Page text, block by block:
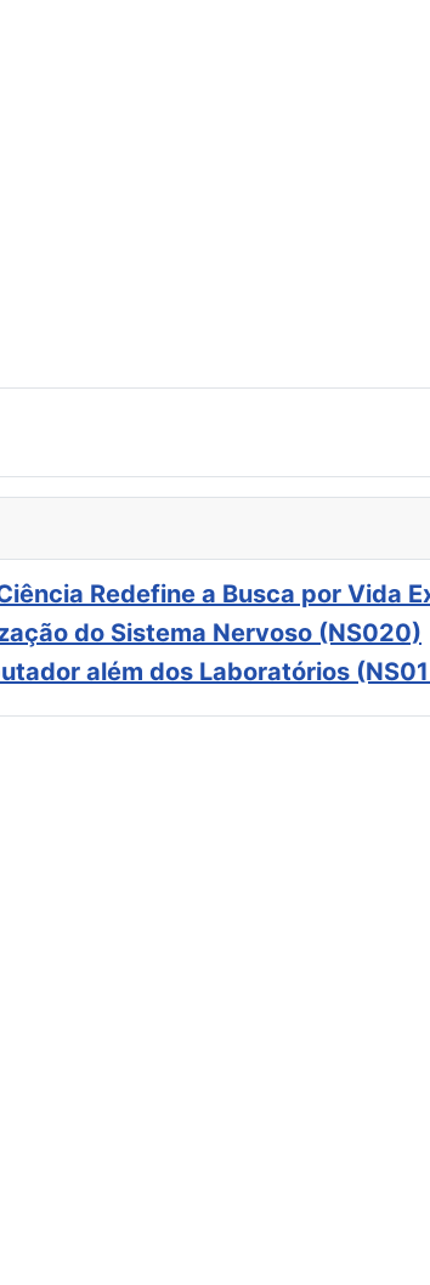
Redefine a Busca por Vida
do Sistema Nervoso (NS020)
além dos Laboratórios